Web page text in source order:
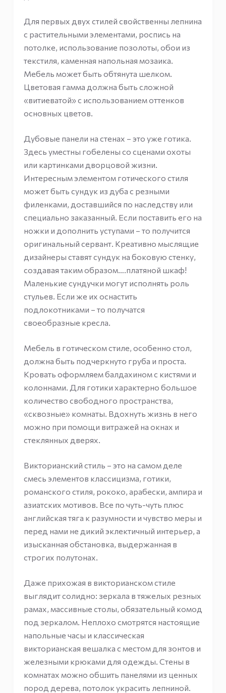
Для первых двух стилей свойственны лепнина
с растительными элементами, роспись на
потолке, использование позолоты, обои из
текстиля, каменная напольная мозаика.
Мебель может быть обтянута шелком.
Цветовая гамма должна быть сложной
«витиеватой» с использованием оттенков
основных цветов.
Дубовые панели на стенах – это уже готика.
Здесь уместны гобелены со сценами охоты
или картинками дворцовой жизни.
Интересным элементом готического стиля
может быть сундук из дуба с резными
филенками, доставшийся по наследству или
специально заказанный. Если поставить его на
ножки и дополнить уступами – то получится
оригинальный сервант. Креативно мыслящие
дизайнеры ставят сундук на боковую стенку,
создавая таким образом….платяной шкаф!
Маленькие сундучки могут исполнять роль
стульев. Если же их оснастить
подлокотниками – то получатся
своеобразные кресла.
Мебель в готическом стиле, особенно стол,
должна быть подчеркнуто груба и проста.
Кровать оформляем балдахином с кистями и
колоннами. Для готики характерно большое
количество свободного пространства,
«сквозные» комнаты. Вдохнуть жизнь в него
можно при помощи витражей на окнах и
стеклянных дверях.
Викторианский стиль – это на самом деле
смесь элементов классицизма, готики,
романского стиля, рококо, арабески, ампира и
азиатских мотивов. Все по чуть-чуть плюс
английская тяга к разумности и чувство меры и
перед нами не дикий эклектичный интерьер, а
изысканная обстановка, выдержанная в
строгих полутонах.
Даже прихожая в викторианском стиле
выглядит солидно: зеркала в тяжелых резных
рамах, массивные столы, обязательный комод
под зеркалом. Неплохо смотрятся настоящие
напольные часы и классическая
викторианская вешалка с местом для зонтов и
железными крюками для одежды. Стены в
комнатах можно обшить панелями из ценных
пород дерева, потолок украсить лепниной.